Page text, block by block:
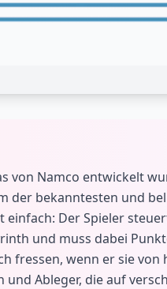
von Namco entwickelt
der bekanntesten und
einfach: Der Spieler
und muss dabei
fressen, wenn er sie
und Ableger, die auf